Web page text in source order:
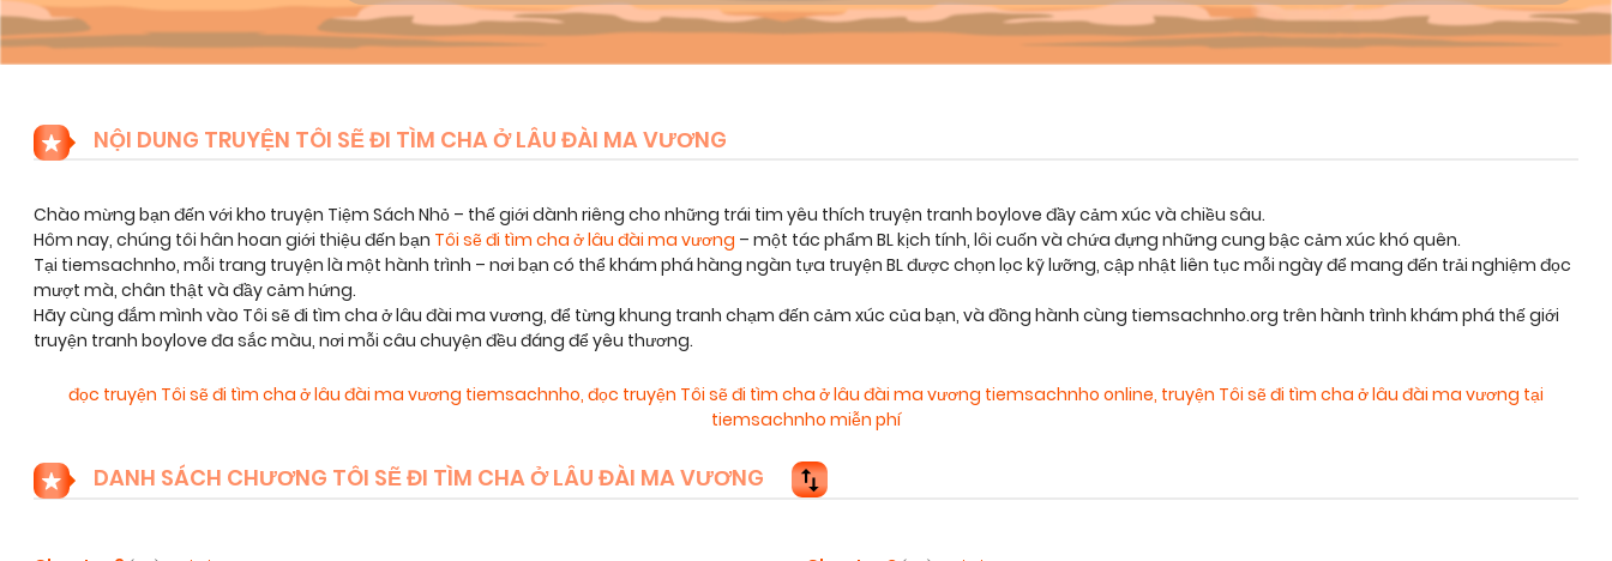
NỘI DUNG TRUYỆN TÔI SẼ ĐI TÌM CHA Ở LÂU ĐÀI MA VƯƠNG
Chào mừng bạn đến với kho truyện Tiệm Sách Nhỏ – thế giới dành riêng cho những trái tim yêu thích truyện tranh boylove đầy cảm xúc và chiều sâu.
Hôm nay, chúng tôi hân hoan giới thiệu đến bạn Tôi sẽ đi tìm cha ở lâu đài ma vương – một tác phẩm BL kịch tính, lôi cuốn và chứa đựng những cung bậc cảm xúc khó quên.
Tại tiemsachnho, mỗi trang truyện là một hành trình – nơi bạn có thể khám phá hàng ngàn tựa truyện BL được chọn lọc kỹ lưỡng, cập nhật liên tục mỗi ngày để mang đến trải nghiệm đọc
mượt mà, chân thật và đầy cảm hứng.
Hãy cùng đắm mình vào Tôi sẽ đi tìm cha ở lâu đài ma vương, để từng khung tranh chạm đến cảm xúc của bạn, và đồng hành cùng tiemsachnho.org trên hành trình khám phá thế giới
truyện tranh boylove đa sắc màu, nơi mỗi câu chuyện đều đáng để yêu thương.
đọc truyện Tôi sẽ đi tìm cha ở lâu đài ma vương tiemsachnho, đọc truyện Tôi sẽ đi tìm cha ở lâu đài ma vương tiemsachnho online, truyện Tôi sẽ đi tìm cha ở lâu đài ma vương tại
tiemsachnho miễn phí
DANH SÁCH CHƯƠNG TÔI SẼ ĐI TÌM CHA Ở LÂU ĐÀI MA VƯƠNG